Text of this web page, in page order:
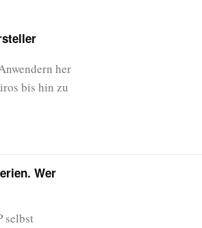
her
bis hin zu
Wer
selbst